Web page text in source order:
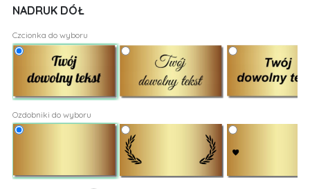
NADRUK DÓŁ
Czcionka do wyboru
Ozdobniki do wyboru